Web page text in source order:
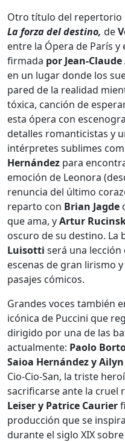
Otro título del repertorio
La forza del destino, de
entre la Ópera de París y
firmada por Jean-
en un lugar donde los
pared de la realidad
tóxica, canción de
esta ópera con
detalles romanticistas y
intérpretes sublimes
Hernández para
emoción de Leonora
renuncia del último
reparto con Brian Jagde
que ama, yArtur
oscuro de su destino. La
Luisotti será una
escenas de gran lirismo
pasajes cómicos.
Grandes voces también
icónica de Puccini que
dirigido por una de las
actualmente: Paolo
Saioa Hernández y Ailyn
Cio-Cio-San, la triste
sacrificarse ante la cruel
Leiser y Patrice Caurier
producción que se
durante el siglo XIX sobre